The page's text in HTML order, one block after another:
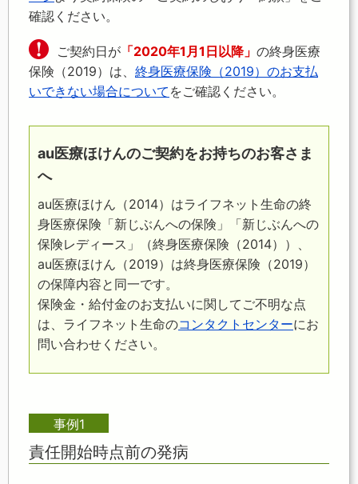
確認ください。
ご契約日が 「2020年1月1日以降」 の終身医療
保険（2019）は、 終身医療保険（2019）のお支払
いできない場合について をご確認ください。
au医療ほけんのご契約をお持ちのお客さま
へ
au医療ほけん（2014）はライフネット生命の終
身医療保険「新じぶんへの保険」「新じぶんへの
保険レディース」（終身医療保険（2014））、
au医療ほけん（2019）は終身医療保険（2019）
の保障内容と同一です。
保険金・給付金のお支払いに関してご不明な点
は、ライフネット生命のコンタクトセンターにお
問い合わせください。
事例1
責任開始時点前の発病